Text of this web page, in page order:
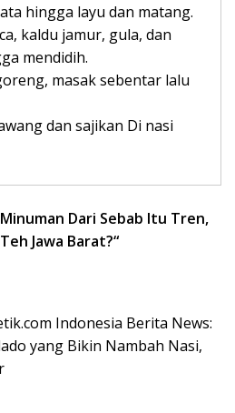
hingga layu dan matang.
kaldu jamur, gula, dan
mendidih.
masak sebentar lalu
dan sajikan Di nasi
Dari Sebab Itu Tren,
Jawa Barat?“
Indonesia Berita News:
yang Bikin Nambah Nasi,